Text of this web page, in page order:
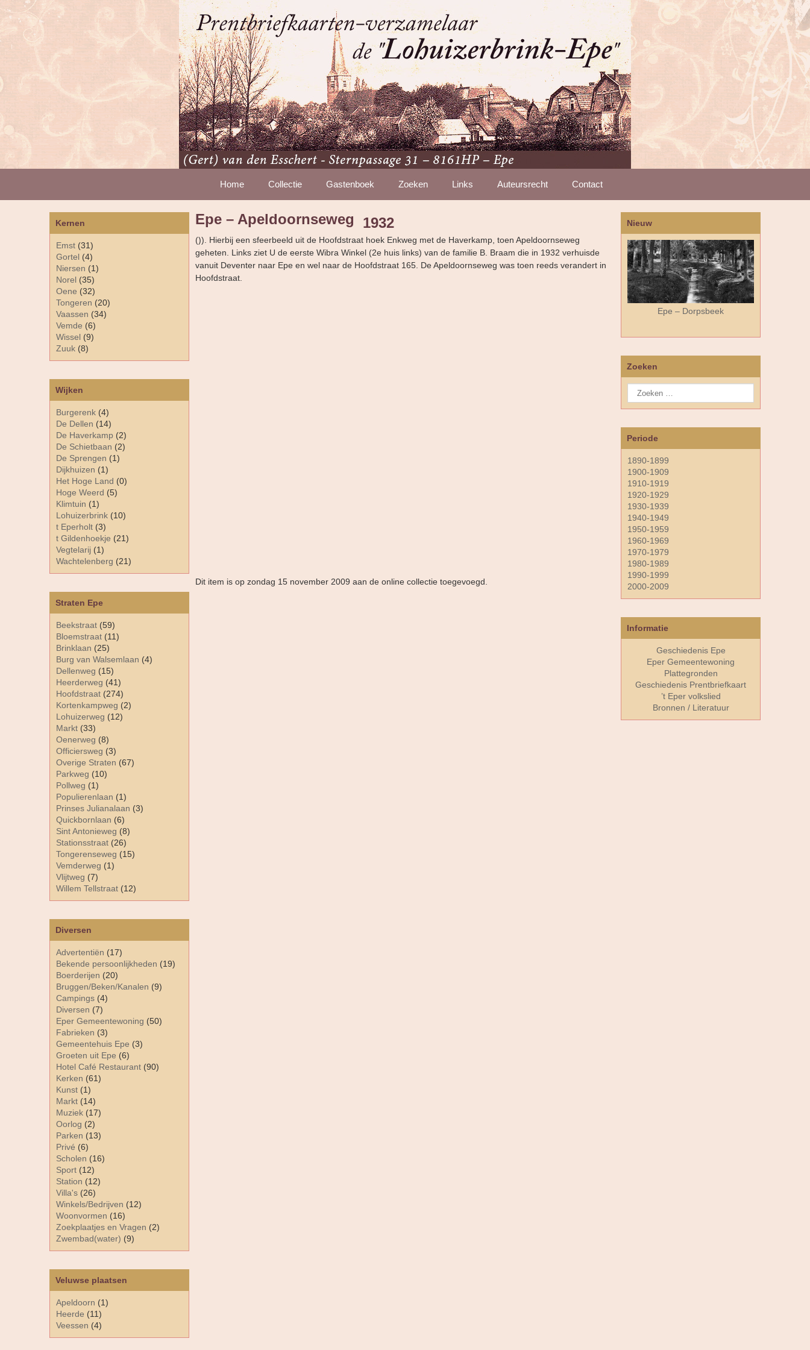
Home Collectie Gastenboek Zoeken Links Auteursrecht Contact
Diversen
Advertentiën (17)
Bekende persoonlijkheden (19)
Boerderijen (20)
Bruggen/Beken/Kanalen (9)
Campings (4)
Diversen (7)
Eper Gemeentewoning (50)
Fabrieken (3)
Gemeentehuis Epe (3)
Groeten uit Epe (6)
Hotel Café Restaurant (90)
Kerken (61)
Kunst (1)
Markt (14)
Muziek (17)
Oorlog (2)
Parken (13)
Privé (6)
Scholen (16)
Sport (12)
Station (12)
Villa's (26)
Winkels/Bedrijven (12)
Woonvormen (16)
Zoekplaatjes en Vragen (2)
Zwembad(water) (9)
Kernen
Emst (31)
Gortel (4)
Niersen (1)
Norel (35)
Oene (32)
Tongeren (20)
Vaassen (34)
Vemde (6)
Wissel (9)
Zuuk (8)
Straten Epe
Beekstraat (59)
Bloemstraat (11)
Brinklaan (25)
Burg van Walsemlaan (4)
Dellenweg (15)
Heerderweg (41)
Hoofdstraat (274)
Kortenkampweg (2)
Lohuizerweg (12)
Markt (33)
Oenerweg (8)
Officiersweg (3)
Overige Straten (67)
Parkweg (10)
Pollweg (1)
Populierenlaan (1)
Prinses Julianalaan (3)
Quickbornlaan (6)
Sint Antonieweg (8)
Stationsstraat (26)
Tongerenseweg (15)
Vemderweg (1)
Vlijtweg (7)
Willem Tellstraat (12)
Veluwse plaatsen
Apeldoorn (1)
Heerde (11)
Veessen (4)
Wijken
Burgerenk (4)
De Dellen (14)
De Haverkamp (2)
De Schietbaan (2)
De Sprengen (1)
Dijkhuizen (1)
Het Hoge Land (0)
Hoge Weerd (5)
Klimtuin (1)
Lohuizerbrink (10)
t Eperholt (3)
t Gildenhoekje (21)
Vegtelarij (1)
Wachtelenberg (21)
Epe – Apeldoornseweg 1932
()). Hierbij een sfeerbeeld uit de Hoofdstraat hoek Enkweg met de Haverkamp, toen Apeldoornseweg
geheten. Links ziet U de eerste Wibra Winkel (2e huis links) van de familie B. Braam die in 1932 verhuisde
vanuit Deventer naar Epe en wel naar de Hoofdstraat 165. De Apeldoornseweg was toen reeds verandert in
Hoofdstraat.
Dit item is op zondag 15 november 2009 aan de online collectie toegevoegd.
Nieuw
Epe – Dorpsbeek
Zoeken
Periode
1890-1899
1900-1909
1910-1919
1920-1929
1930-1939
1940-1949
1950-1959
1960-1969
1970-1979
1980-1989
1990-1999
2000-2009
Informatie
Geschiedenis Epe
Eper Gemeentewoning
Plattegronden
Geschiedenis Prentbriefkaart
’t Eper volkslied
Bronnen / Literatuur